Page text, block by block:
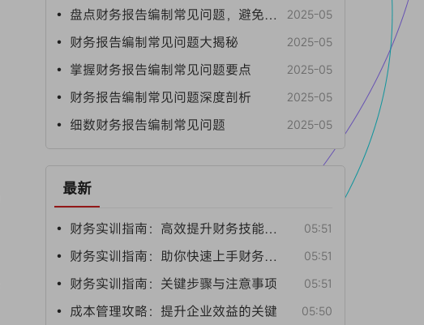
• 盘点财务报告编制常见问题，避免踩坑！ 2025-05
• 财务报告编制常见问题大揭秘 2025-05
• 掌握财务报告编制常见问题要点 2025-05
• 财务报告编制常见问题深度剖析 2025-05
• 细数财务报告编制常见问题 2025-05
最新
• 财务实训指南：高效提升财务技能的方法 05:51
• 财务实训指南：助你快速上手财务工作 05:51
• 财务实训指南：关键步骤与注意事项 05:51
• 成本管理攻略：提升企业效益的关键 05:50